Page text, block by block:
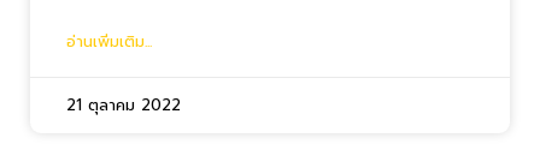
อ่านเพิ่มเติม...
21 ตุลาคม 2022